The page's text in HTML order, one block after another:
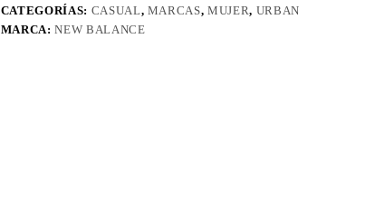
CATEGORÍAS: CASUAL, MARCAS,MUJER, URBAN
MARCA:NEW BALANCE